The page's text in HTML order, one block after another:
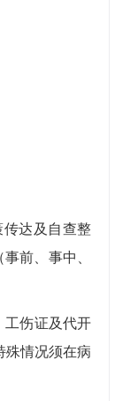
达及自查整
前、事中、
伤证及代开
殊情况须在病